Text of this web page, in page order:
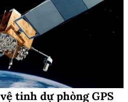
tinh dự phòng GPS